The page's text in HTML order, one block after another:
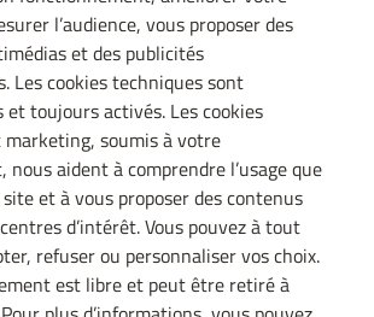
protection de la vie privée et des libertés
doivent respecter certaines
de collecte et de gestion des données
de ces données est notamment
du consentement, sauf exception comme
d’un contrat par exemple.
l'utilisation de ces données est très encadrée.
obligations, vous devez aussi vous assurer
puissent pas être extraites et exploitées par un
les responsables du traitement des données
l'environnement numérique de l'entreprise,
d'information. Objectif : empêcher
et la diffusion des fichiers par un tiers non
l’audience, vous proposer des
et des publicités
Les cookies techniques sont
et toujours activés. Les cookies
soumis à votre
nous aident à comprendre l’usage que
et à vous proposer des contenus
d’intérêt. Vous pouvez à tout
refuser ou personnaliser vos choix.
est libre et peut être retiré à